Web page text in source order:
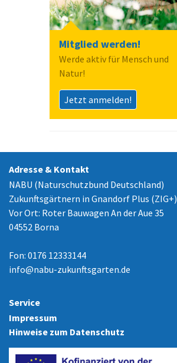
Mitglied werden!
Werde aktiv für Mensch und
Natur!
Jetzt anmelden!
Adresse & Kontakt
NABU (Naturschutzbund Deutschland)
Zukunftsgärtnern in Gnandorf Plus (ZIG+)
Vor Ort: Roter Bauwagen An der Aue 35
04552 Borna
Fon: 0176 12333144
info@nabu-zukunftsgarten.de
Service
Impressum
Hinweise zum Datenschutz